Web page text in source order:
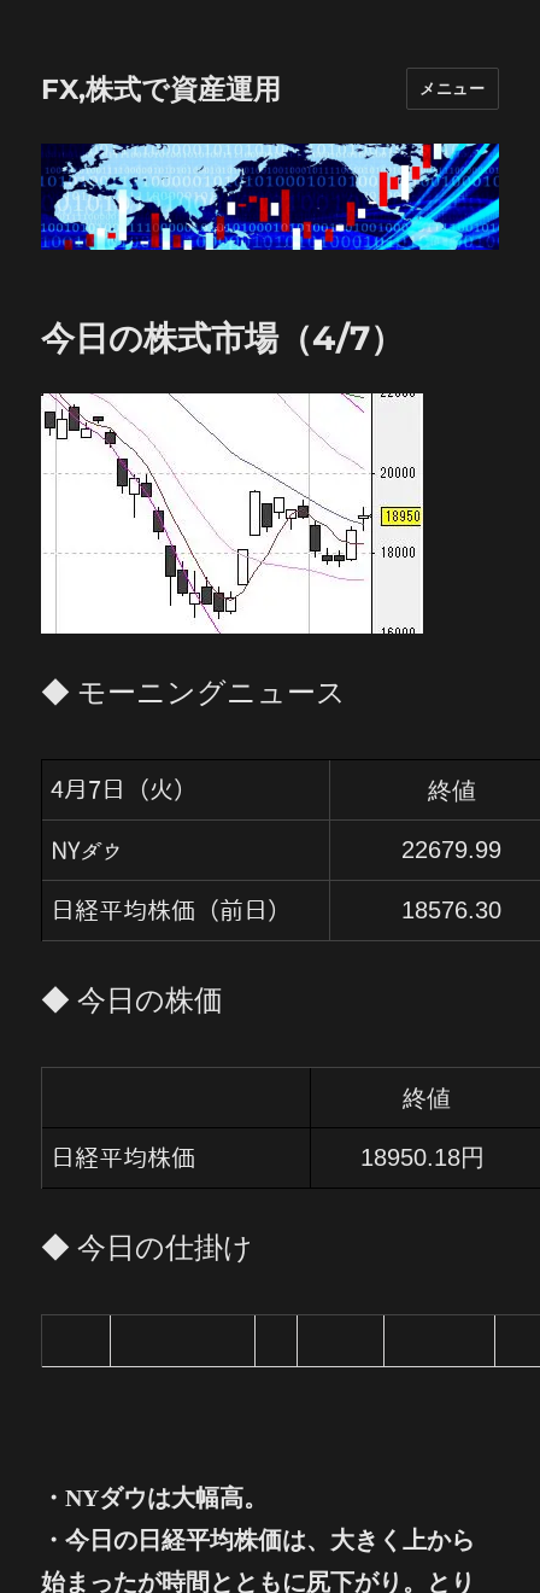
FX,株式で資産運用 メニュー
今日の株式市場（4/7）
◆ モーニングニュース
4月7日（火） 終値
NYダウ 22679.99
日経平均株価（前日） 18576.30
◆ 今日の株価
終値
日経平均株価 18950.18円
◆ 今日の仕掛け
・NYダウは大幅高。
・今日の 日経平均株価は、大きく上から
始まったが時間とともに尻下がり。とり